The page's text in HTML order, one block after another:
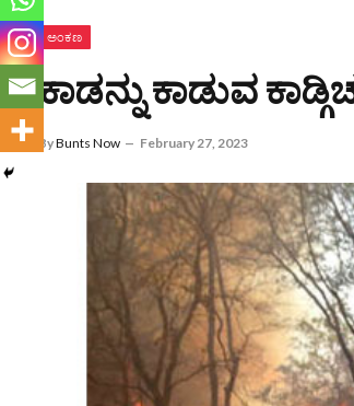
ಅಂಕಣ
ಕಾಡನ್ನು ಕಾಡುವ
ByBunts Now February 27, 2023